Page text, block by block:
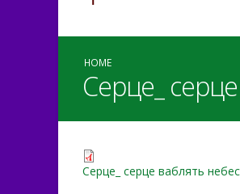
HOME
Серце_
Серце_ серце ваблять